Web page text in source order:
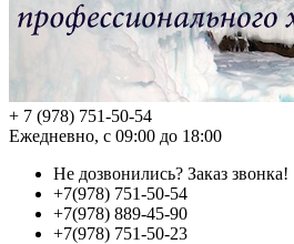
+ 7 (978) 751-50-54
Ежедневно, с 09:00 до 18:00
Не дозвонились? Заказ звонка!
+7(978) 751-50-54
+7(978) 889-45-90
+7(978) 751-50-23